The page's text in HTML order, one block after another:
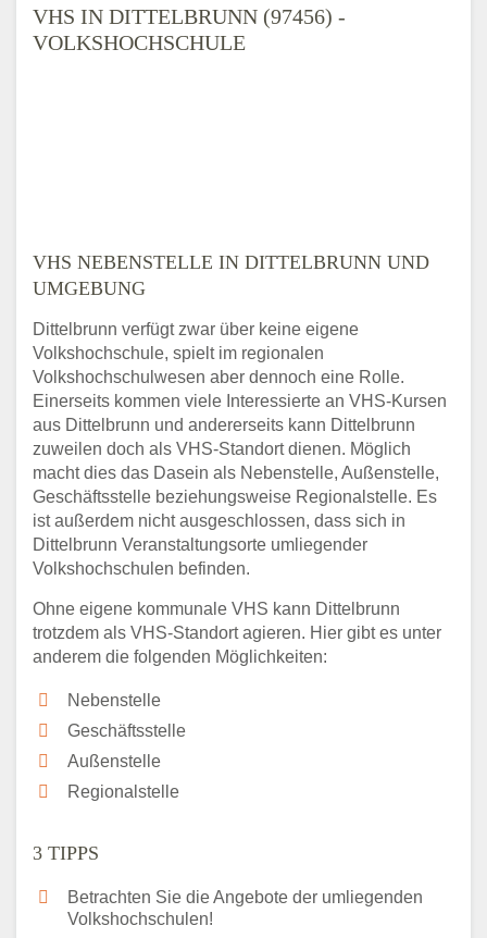
VHS IN DITTELBRUNN (97456) -
VOLKSHOCHSCHULE
VHS NEBENSTELLE IN DITTELBRUNN UND
UMGEBUNG
Dittelbrunn verfügt zwar über keine eigene
Volkshochschule, spielt im regionalen
Volkshochschulwesen aber dennoch eine Rolle.
Einerseits kommen viele Interessierte an VHS-Kursen
aus Dittelbrunn und andererseits kann Dittelbrunn
zuweilen doch als VHS-Standort dienen. Möglich
macht dies das Dasein als Nebenstelle, Außenstelle,
Geschäftsstelle beziehungsweise Regionalstelle. Es
ist außerdem nicht ausgeschlossen, dass sich in
Dittelbrunn Veranstaltungsorte umliegender
Volkshochschulen befinden.
Ohne eigene kommunale VHS kann Dittelbrunn
trotzdem als VHS-Standort agieren. Hier gibt es unter
anderem die folgenden Möglichkeiten:
Nebenstelle
Geschäftsstelle
Außenstelle
Regionalstelle
3 TIPPS
Betrachten Sie die Angebote der umliegenden
Volkshochschulen!